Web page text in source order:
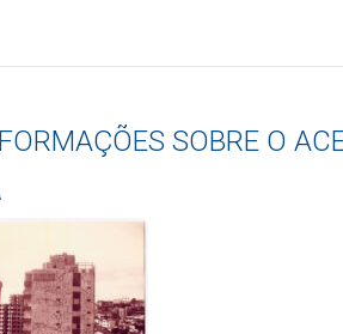
SOBRE O